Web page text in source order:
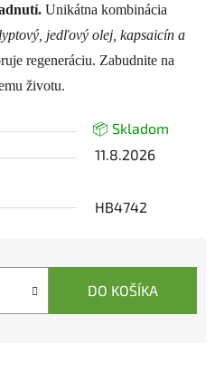
Unikátna kombinácia
jedľový olej, kapsaicín a
regeneráciu. Zabudnite na
životu.
📦 Skladom
11.8.2026
HB4742
DO KOŠÍKA